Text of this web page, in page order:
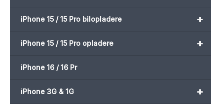
+
iPhone 15 / 15 Pro bilopladere
+
iPhone 15 / 15 Pro opladere
iPhone 16 / 16 Pr
+
iPhone 3G & 1G